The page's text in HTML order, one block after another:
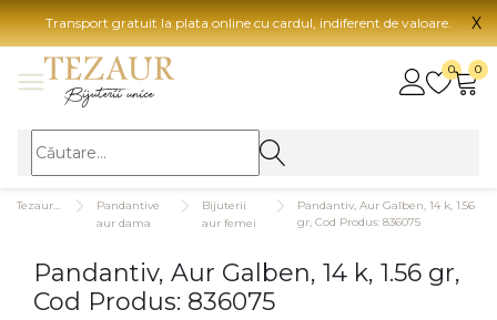
Transport gratuit la plata online cu cardul, indiferent de valoare. X
0 0
BIJUTERII
BIJUTERII FEMEI
Inele
Bratari
Pandantive
aur dama
Bijuterii
aur femei
Pandantiv, Aur Galben, 14 k, 1.56
gr, Cod Produs: 836075
Pandantiv, Aur Galben, 14 k, 1.56 gr,
Cod Produs: 836075